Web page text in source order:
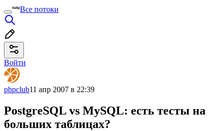
Все потоки
Войти
phpclub11 апр 2007 в 22:39
PostgreSQL vs MySQL: есть тесты на
больших таблицах?